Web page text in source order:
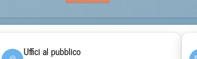
Uffici al pubblico